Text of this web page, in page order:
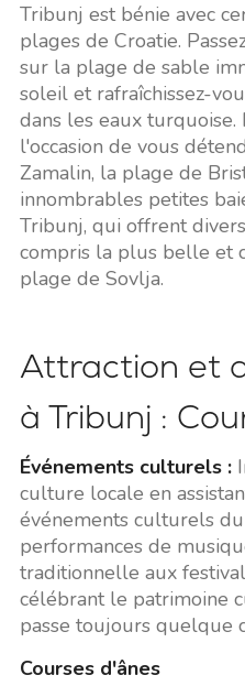
Tribunj est bénie avec
plages de Croatie.
sur la plage de sable
soleil et rafraîchissez-
dans les eaux turquoise.
l'occasion de vous
Zamalin, la plage de
innombrables petites
Tribunj, qui offrent
compris la plus belle et
plage de Sovlja.
Attraction et
à Tribunj :
Événements culturels :
culture locale en
événements culturels
performances de
traditionnelle aux
célébrant le patrimoine
passe toujours quelque
Courses d'ânes